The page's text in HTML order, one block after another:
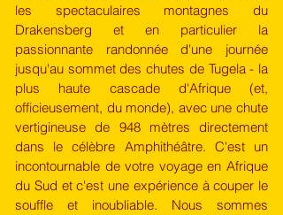
les spectaculaires montagnes du
Drakensberg et en particulier la
passionnante randonnée d'une journée
jusqu'au sommet des chutes de Tugela - la
plus haute cascade d'Afrique (et,
officieusement, du monde), avec une chute
vertigineuse de 948 mètres directement
dans le célèbre Amphithéâtre. C'est un
incontournable de votre voyage en Afrique
du Sud et c'est une expérience à couper le
souffle et inoubliable. Nous sommes